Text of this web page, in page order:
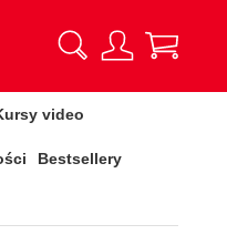
video
Bestsellery